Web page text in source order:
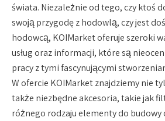
świata. Niezależnie od tego, czy ktoś
swoją przygodę z hodowlą, czy jest
hodowcą, KOIMarket oferuje szeroki
usług oraz informacji, które są
pracy z tymi fascynującymi
W ofercie KOIMarket znajdziemy nie
także niezbędne akcesoria, takie jak
różnego rodzaju elementy do budowy